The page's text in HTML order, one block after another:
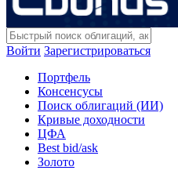
Войти Зарегистрироваться
Портфель
Консенсусы
Поиск облигаций (ИИ)
Кривые доходности
ЦФА
Best bid/ask
Золото